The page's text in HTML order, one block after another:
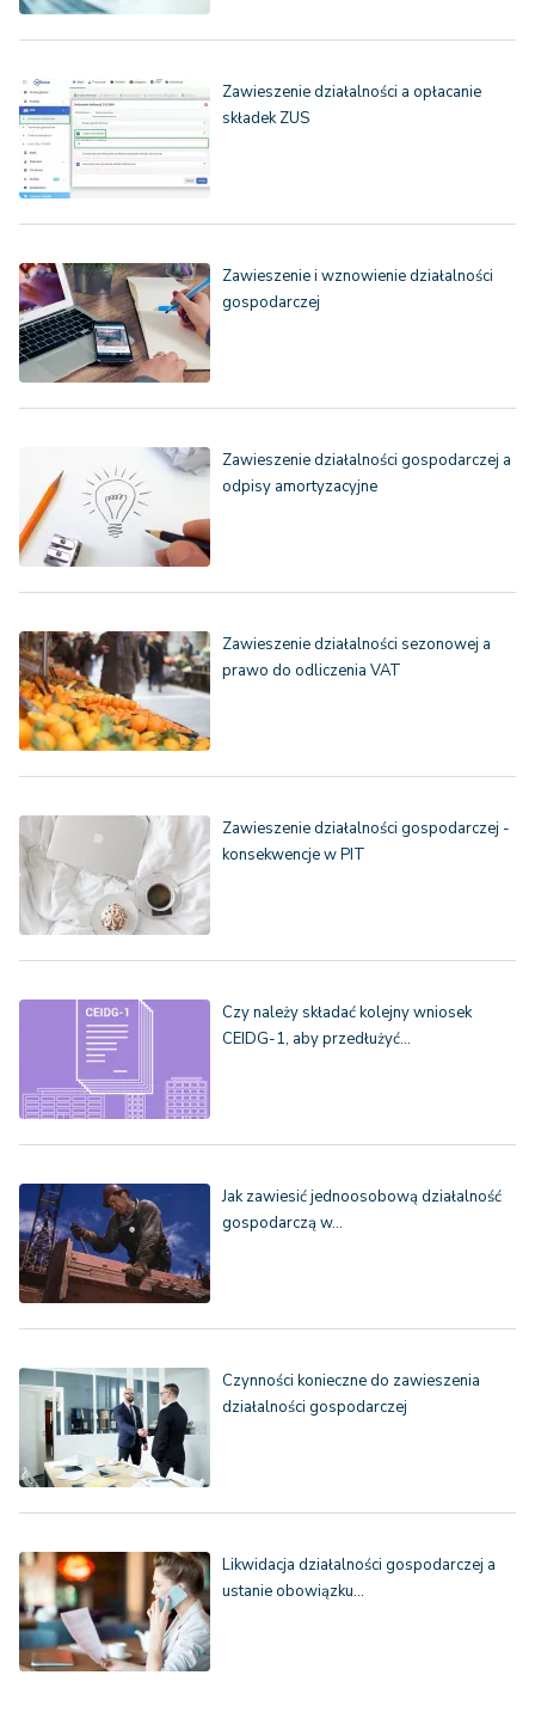
Zawieszenie działalności a opłacanie
składek ZUS
Zawieszenie i wznowienie działalności
gospodarczej
Zawieszenie działalności gospodarczej a
odpisy amortyzacyjne
Zawieszenie działalności sezonowej a
prawo do odliczenia VAT
Zawieszenie działalności gospodarczej -
konsekwencje w PIT
Czy należy składać kolejny wniosek
CEIDG-1, aby przedłużyć…
Jak zawiesić jednoosobową działalność
gospodarczą w…
Czynności konieczne do zawieszenia
działalności gospodarczej
Likwidacja działalności gospodarczej a
ustanie obowiązku…